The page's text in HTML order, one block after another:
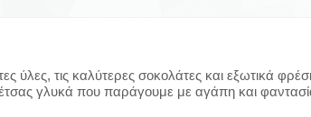
ύλες, τις καλύτερες σοκολάτες και εξωτικά
γλυκά που παράγουμε με αγάπη και